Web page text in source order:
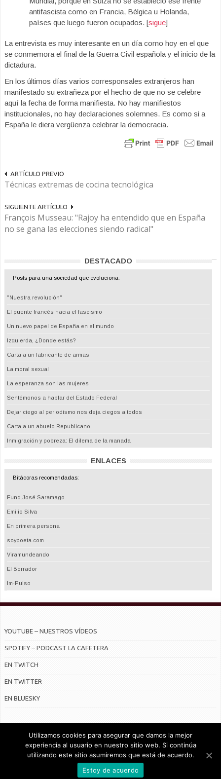
antifascista como en Francia, Bélgica u Holanda,
países que luego fueron ocupados. [sigue]
La entrevista es muy interesante en un día como hoy en el que
se conmemora el final de la Guerra Civil española y el inicio de la
dictadura.
En los últimos días varios corresponsales extranjeros han
manifestado su extrañeza por el hecho de que no se celebre
aquí la fecha de forma manifiesta. No hay manifiestos
institucionales, no hay declaraciones solemnes. Es como si a
España le diera vergüenza celebrar la democracia.
ARTÍCULO PREVIO
Técnicas extremas de cocina tecnológica
SIGUIENTE ARTÍCULO
François Musseau: "Rajoy ha entendido que en España
no se gana las elecciones siendo radical"
DESTACADO
Posts para una sociedad que evoluciona:
"Nuestra revolución"
El puente francés hacia el fascismo
Un nuevo papel de España en el mundo
Izquierda, ¿Donde estás?
Carta a un fabricante de armas
La moral sexual
La esperanza son las mujeres
Sentémonos a hablar del Estado Federal
Dejar ciego al periodismo nos deja ciegos a todos
Carta a un abuelo Republicano
Inmigración y pobreza: El dilema de la manada
ENLACES
Bitácoras recomendadas:
Fund.José Saramago
Emilio Silva
En primera persona
soypoeta.com
Viramundeando
El Borrador
Im-Pulso
YOUTUBE – NUESTROS VÍDEOS
SPOTIFY – PODCAST LA CAFETERA
EN TWITCH
EN TWITTER
EN BLUESKY
© Radiocable en Internet S.L.
CONTRATO DE SERVICIOS Y POLÍTICA DE PRIVACIDAD
Utilizamos cookies para asegurar que damos la mejor
experiencia al usuario en nuestro sitio web. Si continúa
utilizando este sitio asumiremos que está de acuerdo.
Estoy de acuerdo